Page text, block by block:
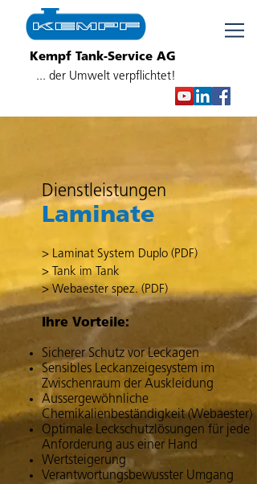
Kempf Tank-Service AG
... der Umwelt verpflichtet!
Dienstleistungen
Laminate
> Laminat System Duplo (PDF)
> Tank im Tank
> Webaester spez. (PDF)
Ihre Vorteile:
Sicherer Schutz vor Leckagen
Sensibles Leckanzeigesystem im
Zwischenraum der Auskleidung
Aussergewöhnliche
Chemikalienbeständigkeit (Webaester)
Optimale Leckschutzlösungen für jede
Anforderung aus einer Hand
Wertsteigerung
Verantwortungsbewusster Umgang